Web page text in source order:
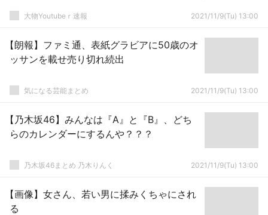
大物Youtubeｒ速報 2021/11/9(Tu) 13:00
【朗報】ファミ通、表紙グラビアに50歳のオ
ッサンを載せ売り切れ続出
気になる芸能まとめ 2021/11/9(Tu) 13:00
【乃木坂46】みんなは『A』と『B』、どち
らのカレンダーにするんや？？？
乃木坂46まとめ 乃木りんく 2021/11/9(Tu) 13:00
【画像】女さん、若い男に揉みくちゃにされ
る